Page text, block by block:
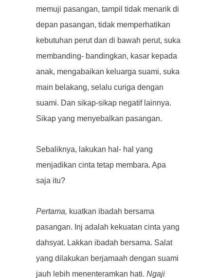
memuji pasangan, tampil tidak menarik di
depan pasangan, tidak memperhatikan
kebutuhan perut dan di bawah perut, suka
membanding- bandingkan, kasar kepada
anak, mengabaikan keluarga suami, suka
main belakang, selalu curiga dengan
suami. Dan sikap-sikap negatif lainnya.
Sikap yang menyebalkan pasangan.
Sebaliknya, lakukan hal- hal yang
menjadikan cinta tetap membara. Apa
saja itu?
Pertama, kuatkan ibadah bersama
pasangan. Inj adalah kekuatan cinta yang
dahsyat. Lakkan ibadah bersama. Salat
yang dilakukan berjamaah dengan suami
jauh lebih menenteramkan hati. Ngaji